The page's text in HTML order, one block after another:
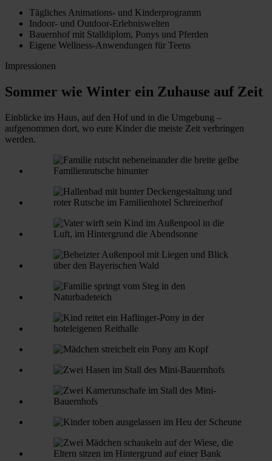
Tägliches Animations- und Kinderprogramm
Indoor- und Outdoor-Erlebniswelten
Bauernhof mit Stalldiplom, Ponys und Pferden
Eigene Wellness-Anwendungen für Teens
Impressionen
Sommer wie Winter ein Zuhause auf Zeit
Einblicke ins Haus, auf den Hof und in die Umgebung –
aufgenommen dort, wo eure Kinder die meiste Zeit verbringen
werden.